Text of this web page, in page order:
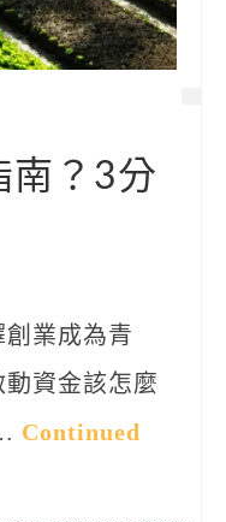
南？3分
創業成為青
資金該怎麼
Continued